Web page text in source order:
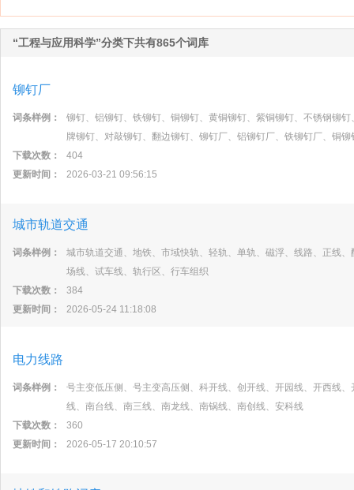
“工程与应用科学”分类下共有865个词库
铆钉厂
词条样例：
铆钉、铝铆钉、铁铆钉、铜铆钉、黄铜铆钉、紫铜铆钉、不锈钢铆
牌铆钉、对敲铆钉、翻边铆钉、铆钉厂、铝铆钉厂、铁铆钉厂、铜铆
下载次数：
404
更新时间：
2026-03-21 09:56:15
城市轨道交通
词条样例：
城市轨道交通、地铁、市域快轨、轻轨、单轨、磁浮、线路、正线
场线、试车线、轨行区、行车组织
下载次数：
384
更新时间：
2026-05-24 11:18:08
电力线路
词条样例：
号主变低压侧、号主变高压侧、科开线、创开线、开园线、开西线
线、南台线、南三线、南龙线、南锅线、南创线、安科线
下载次数：
360
更新时间：
2026-05-17 20:10:57